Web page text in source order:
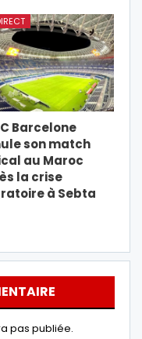
Barcelone
son match
au Maroc
la crise
à Sebta
pas publiée.